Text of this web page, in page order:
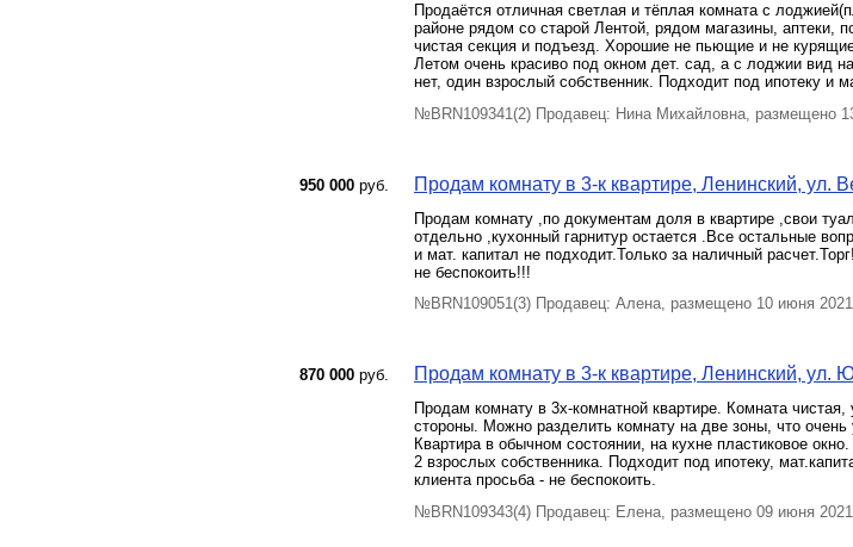
Продаётся отличная светлая и тёплая комната с
районе рядом со старой Лентой, рядом магазины, аптеки,
чистая секция и подъезд. Хорошие не пьющие и не
Летом очень красиво под окном дет. сад, а с лоджии вид
нет, один взрослый собственник. Подходит под ипотеку и
№BRN109341(2) Продавец: Нина Михайловна, размещено
950 000 руб. Продам комнату в 3-к квартире, Ленинский, ул.
Продам комнату ,по документам доля в квартире ,свои
отдельно ,кухонный гарнитур остается .Все остальные
и мат. капитал не подходит.Только за наличный
не беспокоить!!!
№BRN109051(3) Продавец: Алена, размещено 10 июня 2021
870 000 руб. Продам комнату в 3-к квартире, Ленинский, ул.
Продам комнату в 3х-комнатной квартире. Комната
стороны. Можно разделить комнату на две зоны, что очень
Квартира в обычном состоянии, на кухне пластиковое окно.
2 взрослых собственника. Подходит под ипотеку,
клиента просьба - не беспокоить.
№BRN109343(4) Продавец: Елена, размещено 09 июня 2021